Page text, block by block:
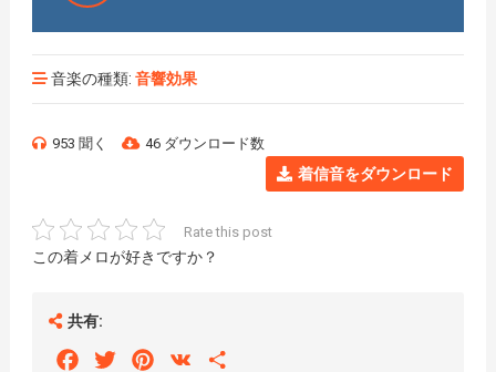
音楽の種類: 音響効果
953 聞く 46 ダウンロード数
着信音をダウンロード
Rate this post
この着メロが好きですか？
共有:
FacebookTwitterPinterest
VK